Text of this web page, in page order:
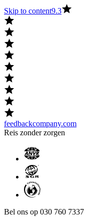
Skip to content9.3
feedbackcompany.com
Reis zonder zorgen
Bel ons op 030 760 7337